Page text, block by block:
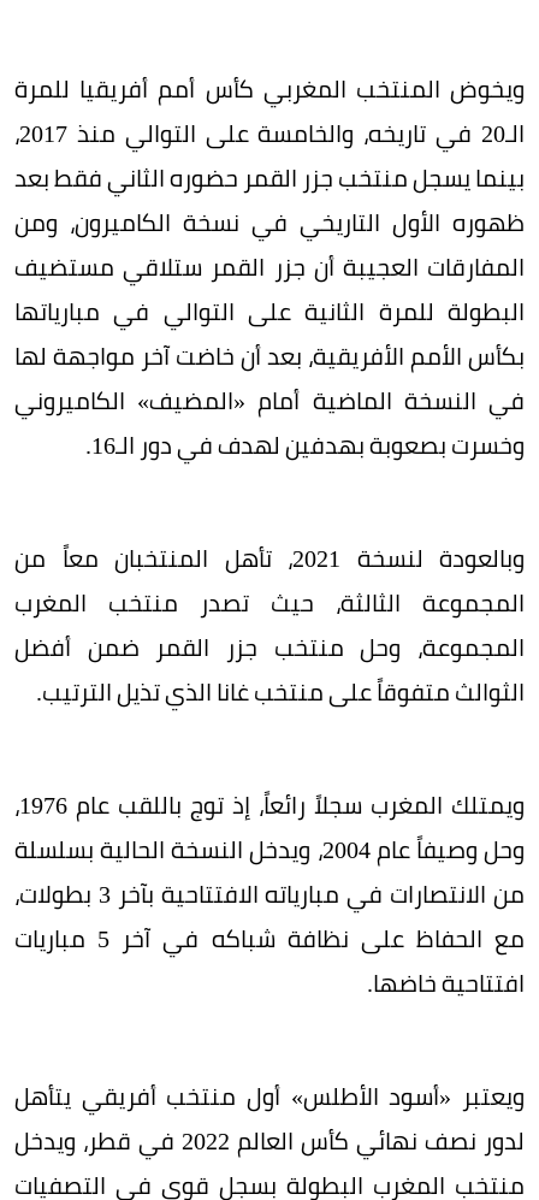
ويخوض المنتخب المغربي كأس أمم أفريقيا للمرة
الـ20 في تاريخه، والخامسة على التوالي منذ 2017،
بينما يسجل منتخب جزر القمر حضوره الثاني فقط بعد
ظهوره الأول التاريخي في نسخة الكاميرون، ومن
المفارقات العجيبة أن جزر القمر ستلاقي مستضيف
البطولة للمرة الثانية على التوالي في مبارياتها
بكأس الأمم الأفريقية، بعد أن خاضت آخر مواجهة لها
في النسخة الماضية أمام «المضيف» الكاميروني
وخسرت بصعوبة بهدفين لهدف في دور الـ16.
وبالعودة لنسخة 2021، تأهل المنتخبان معاً من
المجموعة الثالثة، حيث تصدر منتخب المغرب
المجموعة، وحل منتخب جزر القمر ضمن أفضل
الثوالث متفوقاً على منتخب غانا الذي تذيل الترتيب.
ويمتلك المغرب سجلاً رائعاً، إذ توج باللقب عام 1976،
وحل وصيفاً عام 2004، ويدخل النسخة الحالية بسلسلة
من الانتصارات في مبارياته الافتتاحية بآخر 3 بطولات،
مع الحفاظ على نظافة شباكه في آخر 5 مباريات
افتتاحية خاضها.
ويعتبر «أسود الأطلس» أول منتخب أفريقي يتأهل
لدور نصف نهائي كأس العالم 2022 في قطر، ويدخل
منتخب المغرب البطولة بسجل قوي في التصفيات